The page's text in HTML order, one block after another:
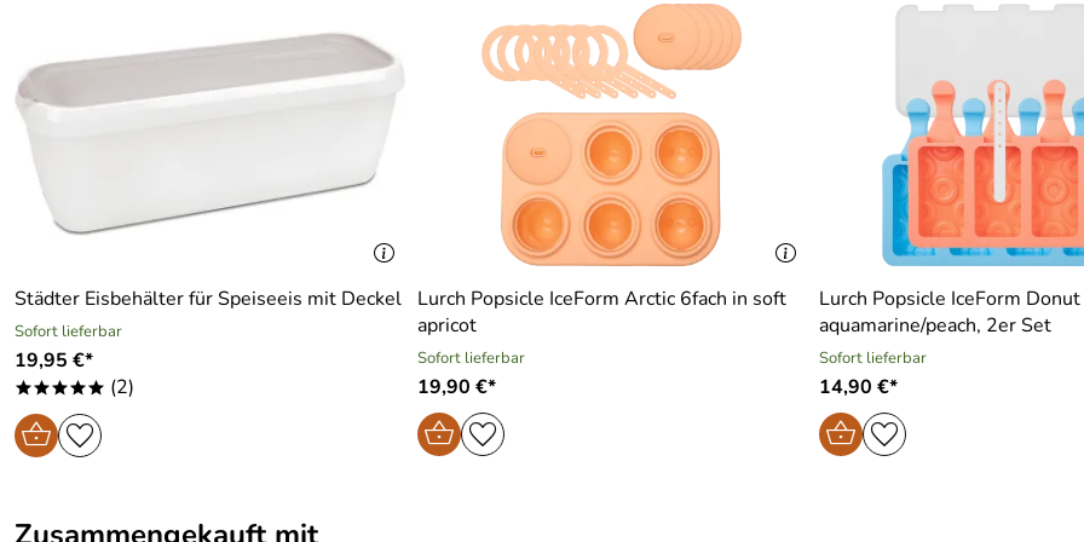
Städter Eisbehälter für Speiseeis mit Deckel
Sofort lieferbar
19,95 €*
***** (2)
Lurch Popsicle IceForm Arctic 6fach in soft
apricot
Sofort lieferbar
19,90 €*
Lurch Popsicle IceForm
aquamarine/peach, 2er Set
Sofort lieferbar
14,90 €*
Zusammengekauft mit